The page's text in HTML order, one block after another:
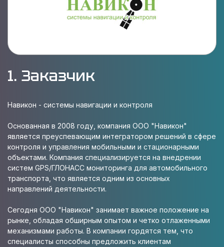
1. Заказчик
Навикон - системы навигации и контроля
Основанная в 2008 году, компания ООО "Навикон"
является преуспевающим интегратором решений в сфере
контроля и управления мобильными и стационарными
объектами. Компания специализируется на внедрении
систем GPS/ГЛОНАСС мониторинга для автомобильного
транспорта, что является одним из основных
направлений деятельности.
Сегодня ООО "Навикон" занимает важное положение на
рынке, обладая обширным опытом и четко отлаженными
механизмами работы. В компании гордятся тем, что
специалисты способны предложить клиентам